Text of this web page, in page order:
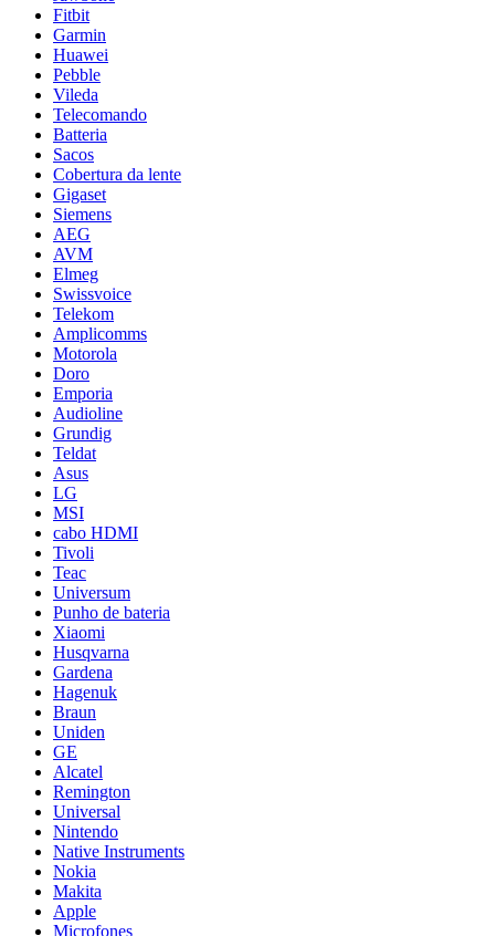
Fitbit
Garmin
Huawei
Pebble
Vileda
Telecomando
Batteria
Sacos
Cobertura da lente
Gigaset
Siemens
AEG
AVM
Elmeg
Swissvoice
Telekom
Amplicomms
Motorola
Doro
Emporia
Audioline
Grundig
Teldat
Asus
LG
MSI
cabo HDMI
Tivoli
Teac
Universum
Punho de bateria
Xiaomi
Husqvarna
Gardena
Hagenuk
Braun
Uniden
GE
Alcatel
Remington
Universal
Nintendo
Native Instruments
Nokia
Makita
Apple
Microfones